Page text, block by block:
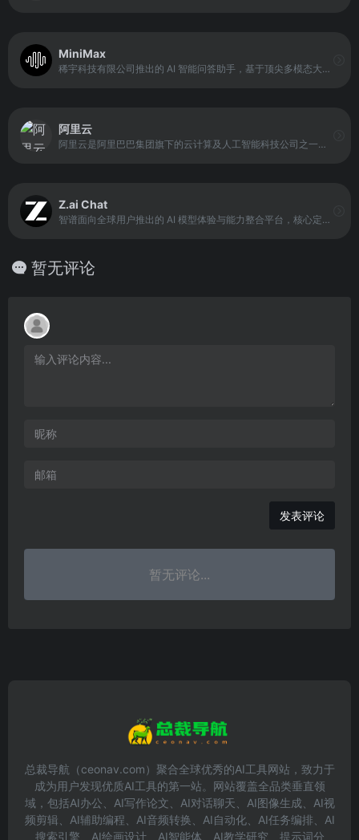
MiniMax
稀宇科技有限公司推出的 AI 智能问答助手，基于顶尖多模态大语言模型打造的智能AI伙伴，支持MCP多智能体协作，让AI团队为你高效解决复杂问题。10倍速获取信息，10倍速解决问题，无论你是学生、职场人士、自由工作者还是创作者，Agent都能随叫随到，一触即用。
阿里云
阿里云是阿里巴巴集团旗下的云计算及人工智能科技公司之一，定位于为企业和开发者提供全栈云服务与智能化技术能力。依托自研的飞天云计算操作系统与全球化基础设施，阿里云向用户提供从弹性计算、数据库、网络与存储，到 AI 大模型、大数据分析等完整能力体系，支持不同行业构建稳定、可扩展的云上架构。
Z.ai Chat
智谱面向全球用户推出的 AI 模型体验与能力整合平台，核心定位是 多模型统一体验与应用开发入口。平台集成了包括 GLM-4.7、GLM-4.6V 在内的多种先进模型，重点提升自然语言理解、生成与多语言处理能力。
暂无评论
发表评论
暂无评论...
总裁导航（ceonav.com）聚合全球优秀的AI工具网站，致力于
成为用户发现优质AI工具的第一站。网站覆盖全品类垂直领
域，包括AI办公、AI写作论文、AI对话聊天、AI图像生成、AI视
频剪辑、AI辅助编程、AI音频转换、AI自动化、AI任务编排、AI
搜索引擎、AI绘画设计、AI智能体、AI教学研究、提示词分